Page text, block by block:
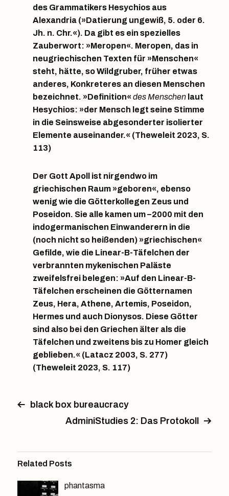
des Grammatikers Hesychios aus
Alexandria (»Datierung ungewiß, 5. oder 6.
Jh. n. Chr.«). Da gibt es ein spezielles
Zauberwort: »Meropen«. Meropen, das in
neugriechischen Texten für »Menschen«
steht, hätte, so Wildgruber, früher etwas
anderes, Konkreteres an diesen Menschen
bezeichnet. »Definition«des Menschenlaut
Hesychios: »der Mensch legt seine Stimme
in die Seinsweise abgesonderter isolierter
Elemente auseinander.« (Theweleit 2023, S.
113)
Der Gott Apoll ist nirgendwo im
griechischen Raum »geboren«, ebenso
wenig wie die Götterkollegen Zeus und
Poseidon. Sie alle kamen um –2000 mit den
indogermanischen Einwanderern in die
(noch nicht so heißenden) »griechischen«
Gefilde, wie die Linear-B-Täfelchen der
verbrannten mykenischen Paläste
zweifelsfrei belegen: »Auf den Linear-B-
Täfelchen erscheinen die Götternamen
Zeus, Hera, Athene, Artemis, Poseidon,
Hermes und auch Dionysos. Diese Götter
sind also bei den Griechen älter als die
Täfelchen und zweitens bis zu Homer gleich
geblieben.« (Latacz 2003, S. 277)
(Theweleit 2023, S. 117)
black box bureaucracy
AdminiStudies 2: Das Protokoll
Related Posts
phantasma